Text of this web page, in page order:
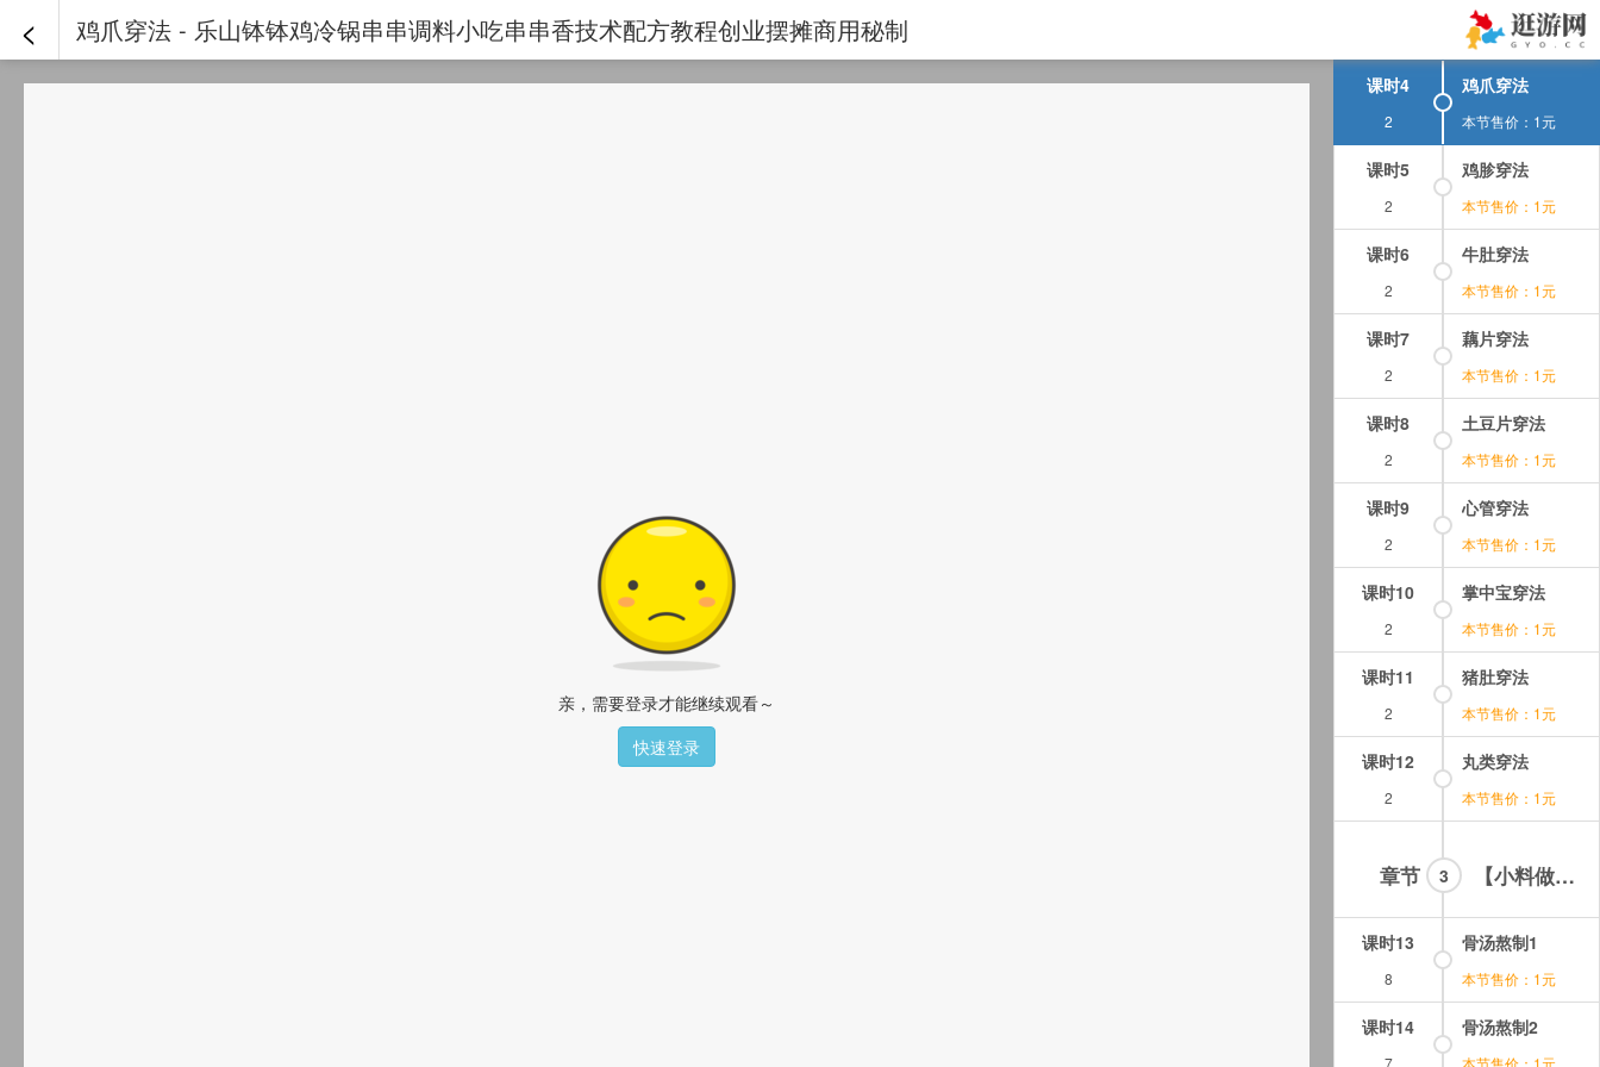
< 鸡爪穿法 - 乐山钵钵鸡冷锅串串调料小吃串串香技术配方教程创业摆摊商用秘制
亲，需要登录才能继续观看～
快速登录
本节售价：1元
课时4
2
鸡爪穿法
本节售价：1元
课时5
2
鸡胗穿法
本节售价：1元
课时6
2
牛肚穿法
本节售价：1元
课时7
2
藕片穿法
本节售价：1元
课时8
2
土豆片穿法
本节售价：1元
课时9
2
心管穿法
本节售价：1元
课时10
2
掌中宝穿法
本节售价：1元
课时11
2
猪肚穿法
本节售价：1元
课时12
2
丸类穿法
本节售价：1元
章节 【小料做法】
3
课时13
8
骨汤熬制1
本节售价：1元
课时14 骨汤熬制2